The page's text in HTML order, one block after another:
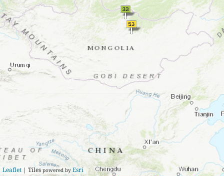
Leaflet | Tiles powered by Esri